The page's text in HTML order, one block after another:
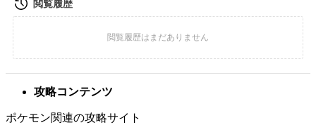
攻略コンテンツ
ポケモン関連の攻略サイト